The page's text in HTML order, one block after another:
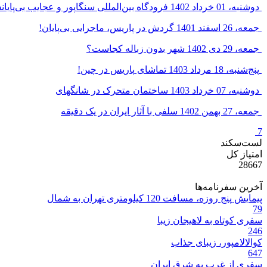
دوشنبه، 01 خرداد 1402 فرودگاه بین‌المللی سنگاپور و عجایب
جمعه، 26 اسفند 1401 گردش در پاریس، ماجرایی بی‌پایان!
جمعه، 29 دی 1402 شهر بدون زباله کجاست؟
پنج‌شنبه، 18 مرداد 1403 تماشای پاریس در چین!
دوشنبه، 07 خرداد 1403 ساختمان متحرک در شانگهای
جمعه، 27 بهمن 1402
سلفی با آثار ایران در یک دقیقه
7
لست‌سکند
امتیاز کل
28667
آخرین سفرنامه‌ها
پیمایش پنج روزه، مسافت 120 کیلومتری تهران به شمال
79
سفری کوتاه به لاهیجان زیبا
246
کوالالامپور، زیبای جذاب
647
سفری از غرب به شرق ایران